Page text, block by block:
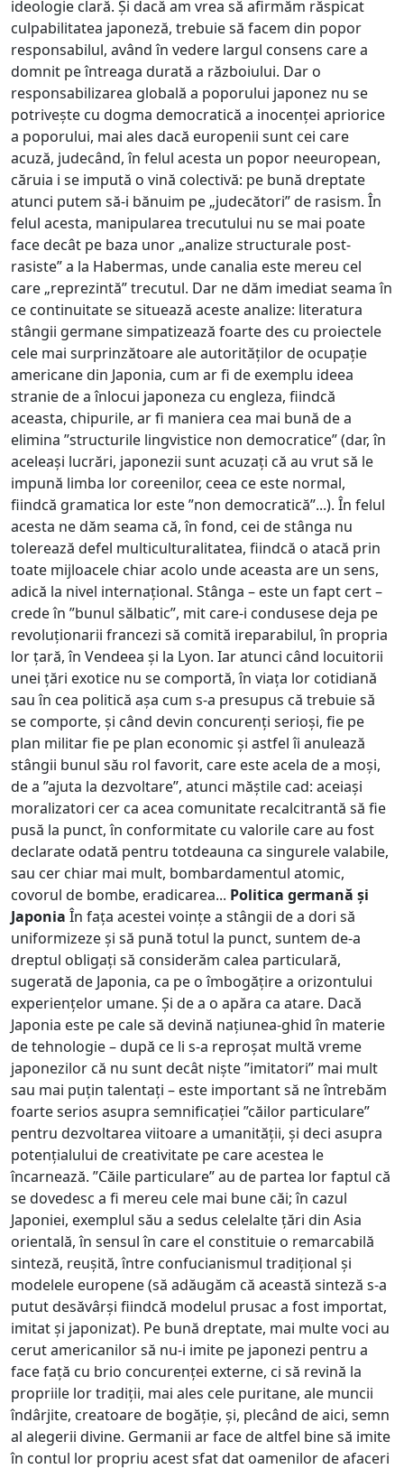
ideologie clară. Și dacă am vrea să afirmăm răspicat
culpabilitatea japoneză, trebuie să facem din popor
responsabilul, având în vedere largul consens care a
domnit pe întreaga durată a războiului. Dar o
responsabilizarea globală a poporului japonez nu se
potrivește cu dogma democratică a inocenței apriorice
a poporului, mai ales dacă europenii sunt cei care
acuză, judecând, în felul acesta un popor neeuropean,
căruia i se impută o vină colectivă: pe bună dreptate
atunci putem să-i bănuim pe „judecători” de rasism. În
felul acesta, manipularea trecutului nu se mai poate
face decât pe baza unor „analize structurale post-
rasiste” a la Habermas, unde canalia este mereu cel
care „reprezintă” trecutul. Dar ne dăm imediat seama în
ce continuitate se situează aceste analize: literatura
stângii germane simpatizează foarte des cu proiectele
cele mai surprinzătoare ale autorităților de ocupație
americane din Japonia, cum ar fi de exemplu ideea
stranie de a înlocui japoneza cu engleza, fiindcă
aceasta, chipurile, ar fi maniera cea mai bună de a
elimina ”structurile lingvistice non democratice” (dar, în
aceleași lucrări, japonezii sunt acuzați că au vrut să le
impună limba lor coreenilor, ceea ce este normal,
fiindcă gramatica lor este ”non democratică”...). În felul
acesta ne dăm seama că, în fond, cei de stânga nu
tolerează defel multiculturalitatea, fiindcă o atacă prin
toate mijloacele chiar acolo unde aceasta are un sens,
adică la nivel internațional. Stânga – este un fapt cert –
crede în ”bunul sălbatic”, mit care-i condusese deja pe
revoluționarii francezi să comită ireparabilul, în propria
lor țară, în Vendeea și la Lyon. Iar atunci când locuitorii
unei țări exotice nu se comportă, în viața lor cotidiană
sau în cea politică așa cum s-a presupus că trebuie să
se comporte, și când devin concurenți serioși, fie pe
plan militar fie pe plan economic și astfel îi anulează
stângii bunul său rol favorit, care este acela de a moși,
de a ”ajuta la dezvoltare”, atunci măștile cad: aceiași
moralizatori cer ca acea comunitate recalcitrantă să fie
pusă la punct, în conformitate cu valorile care au fost
declarate odată pentru totdeauna ca singurele valabile,
sau cer chiar mai mult, bombardamentul atomic,
covorul de bombe, eradicarea... Politica germană și
Japonia În fața acestei voințe a stângii de a dori să
uniformizeze și să pună totul la punct, suntem de-a
dreptul obligați să considerăm calea particulară,
sugerată de Japonia, ca pe o îmbogățire a orizontului
experiențelor umane. Și de a o apăra ca atare. Dacă
Japonia este pe cale să devină națiunea-ghid în materie
de tehnologie – după ce li s-a reproșat multă vreme
japonezilor că nu sunt decât niște ”imitatori” mai mult
sau mai puțin talentați – este important să ne întrebăm
foarte serios asupra semnificației ”căilor particulare”
pentru dezvoltarea viitoare a umanității, și deci asupra
potențialului de creativitate pe care acestea le
încarnează. ”Căile particulare” au de partea lor faptul că
se dovedesc a fi mereu cele mai bune căi; în cazul
Japoniei, exemplul său a sedus celelalte țări din Asia
orientală, în sensul în care el constituie o remarcabilă
sinteză, reușită, între confucianismul tradițional și
modelele europene (să adăugăm că această sinteză s-a
putut desăvârși fiindcă modelul prusac a fost importat,
imitat și japonizat). Pe bună dreptate, mai multe voci au
cerut americanilor să nu-i imite pe japonezi pentru a
face față cu brio concurenței externe, ci să revină la
propriile lor tradiții, mai ales cele puritane, ale muncii
îndârjite, creatoare de bogăție, și, plecând de aici, semn
al alegerii divine. Germanii ar face de altfel bine să imite
în contul lor propriu acest sfat dat oamenilor de afaceri